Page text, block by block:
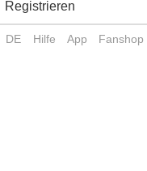
Registrieren
DE Hilfe App Fanshop